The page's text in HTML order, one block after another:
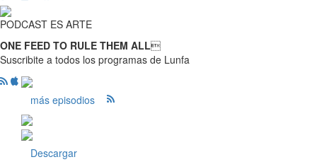
PODCAST ES ARTE
ONE FEED TO RULE THEM ALL
Suscribite a todos los programas de Lunfa
más episodios
Descargar